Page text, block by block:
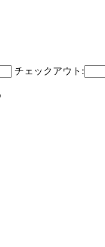
チェックアウト: